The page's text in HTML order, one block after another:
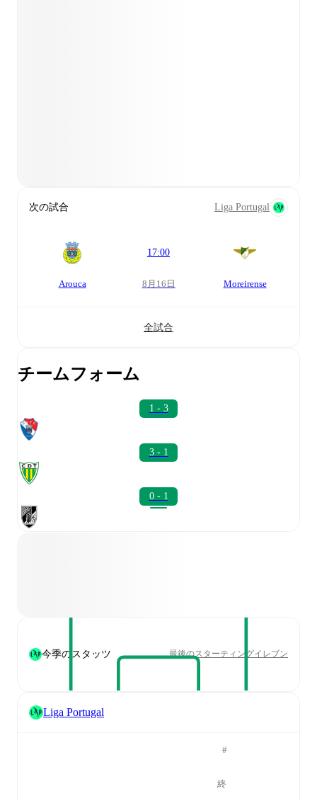
次の試合 Liga Portugal
Arouca
17:00
8月16日 Moreirense
全試合
チームフォーム
1 - 3
3 - 1
0 - 1
今季のスタッツ 最後のスターティングイレブン
Liga Portugal
#
終